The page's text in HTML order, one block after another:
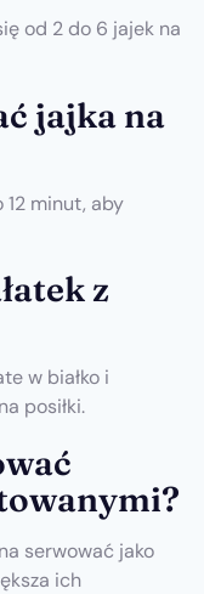
od 2 do 6 jajek na
jajka na
12 minut, aby
z
w białko i
posiłki.
serwować jako
ich